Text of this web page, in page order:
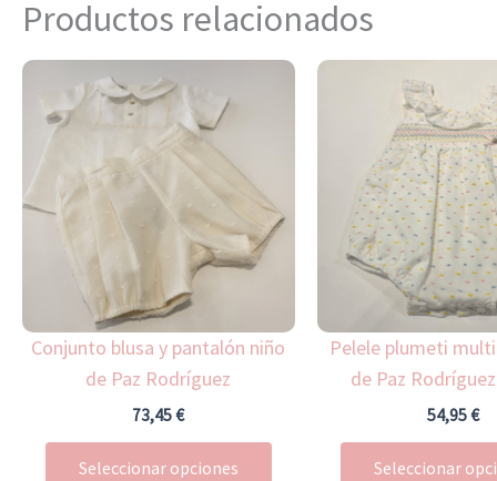
Productos relacionados
Conjunto blusa y pantalón niño
de Paz Rodríguez
73,45€
Seleccionar opciones
Este
variantes.
Las
pueden
elegir
página
Pelele plumeti
de Paz
54,95€
Seleccionar